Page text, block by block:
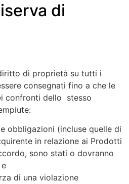
di
di proprietà su tutti i
consegnati fino a che le
confronti dello stesso
obbligazioni (incluse quelle di
in relazione ai Prodotti
sono stati o dovranno
di una violazione